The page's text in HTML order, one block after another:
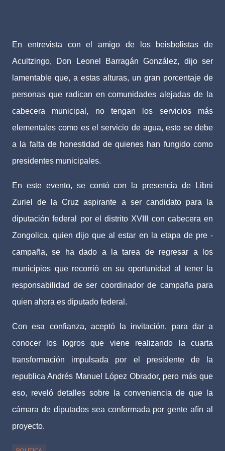
En entrevista con el amigo de los beisbolistas de
Acultzingo, Don Leonel Barragán González, dijo ser
lamentable que, a estas alturas, un gran porcentaje de
personas que radican en comunidades alejadas de la
cabecera municipal, no tengan los servicios más
elementales como es el servicio de agua, esto se debe
a la falta de honestidad de quienes han fungido como
presidentes municipales.
En este evento, se contó con la presencia de Libni
Zuriel de la Cruz aspirante a ser candidato para la
diputación federal por el distrito XVIII con cabecera en
Zongolica, quien dijo que al estar en la etapa de pre -
campaña, se ha dado a la tarea de regresar a los
municipios que recorrió en su oportunidad al tener la
responsabilidad de ser coordinador de campaña para
quien ahora es diputado federal.
Con esa confianza, aceptó la invitación, para dar a
conocer los logros que viene realizando la cuarta
transformación impulsada por el presidente de la
republica Andrés Manuel López Obrador, pero más que
eso, reveló detalles sobre la conveniencia de que la
cámara de diputados sea conformada por gente afín al
proyecto.